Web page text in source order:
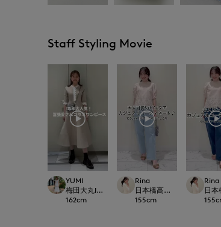
Staff Styling Movie
YUMI
梅田大丸INED
162cm
Rina
日本橋高島屋M Maglie le
155cm
Rina
日本
155